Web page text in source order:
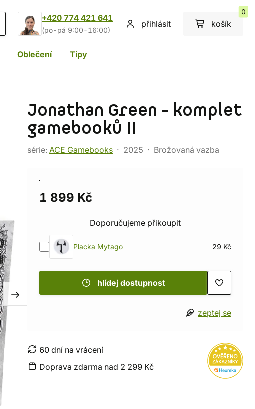
+420 774 421 641
(po-pá 9:00-16:00)
přihlásit košík
0
Oblečení Tipy
Jonathan Green - komplet
gamebooků II
série: ACE Gamebooks 2025 Brožovaná vazba
1 899 Kč
Doporučujeme přikoupit
Placka Mytago 29 Kč
hlídej dostupnost
zeptej se
60 dní na vrácení
Doprava zdarma nad 2 299 Kč